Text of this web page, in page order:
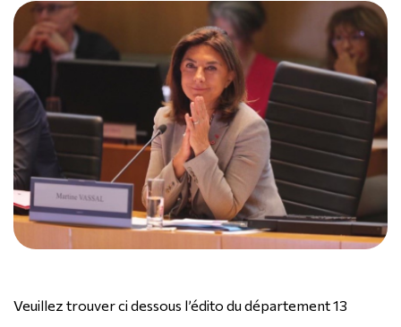
Veuillez trouver ci dessous l’édito du département 13